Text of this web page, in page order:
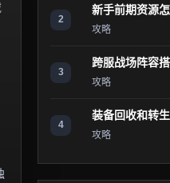
2
新手前期资源
攻略
3
跨服战场阵容
攻略
4
装备回收和转
攻略